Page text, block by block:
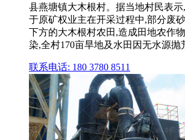
县燕塘镇大木根村。据当地村民表示
于原矿权业主在开采过程中,部分废
下方的大木根村农田,造成田地农作
染,全村170亩旱地及水田因无水源抛
联系电话: 180 3780 8511